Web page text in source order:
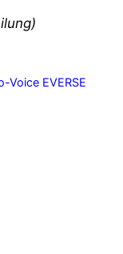
Voice EVERSE